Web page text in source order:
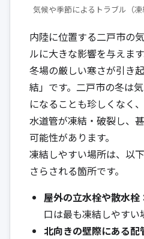
気候や季節によるトラブル（
内陸に位置する二戸市の
ルに大きな影響を与えま
冬場の厳しい寒さが引き
結」です。二戸市の冬は
になることも珍しくなく
水道管が凍結・破裂し、
可能性があります。
凍結しやすい場所は、以
さらされる箇所です。
屋外の立水栓や散水栓
口は最も凍結しやすい
北向きの壁際にある配